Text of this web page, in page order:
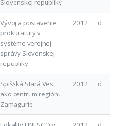
Slovenskej republiky
Vývoj a postavenie
prokuratúry v
systéme verejnej
správy Slovenskej
republiky
2012 d
Spišská Stará Ves
ako centrum regiónu
Zamagurie
2012 d